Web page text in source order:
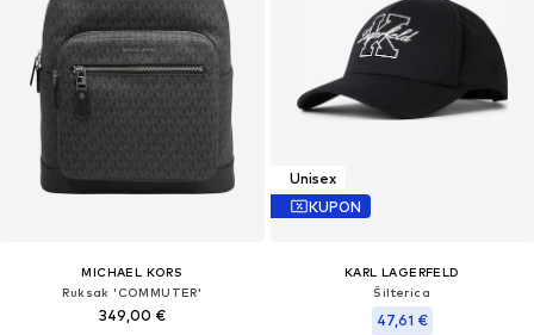
MICHAEL KORS
Ruksak 'COMMUTER'
349,00 €
Unisex
KUPON
KARL LAGERFELD
Šilterica
47,61 €